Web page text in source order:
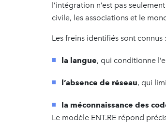
l’intégration n’est pas
civile, les associations et le
Les freins identifiés sont connus :
la langue, qui conditionne
l’absence de réseau, qui
la méconnaissance des
Le modèle ENT.RE répond